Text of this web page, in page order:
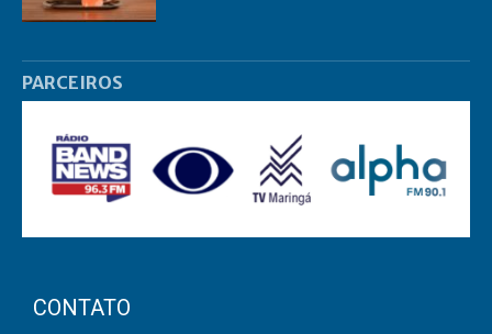
PARCEIROS
CONTATO